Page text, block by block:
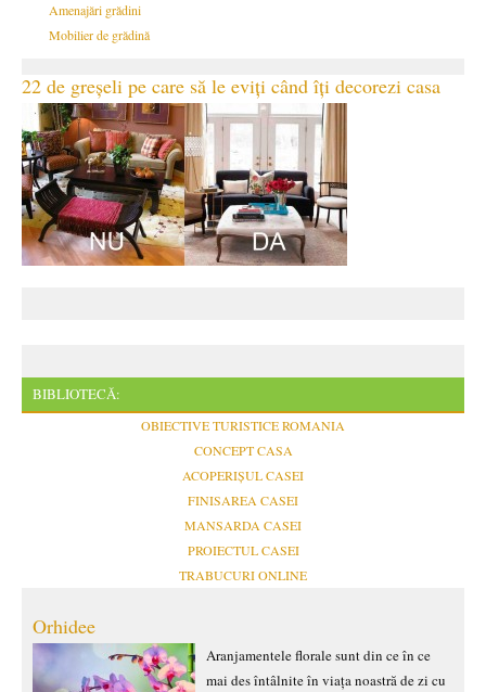
Amenajări grădini
Mobilier de grădină
22 de greșeli pe care să le eviți când îți decorezi casa
BIBLIOTECĂ:
OBIECTIVE TURISTICE ROMANIA
CONCEPT CASA
ACOPERIȘUL CASEI
FINISAREA CASEI
MANSARDA CASEI
PROIECTUL CASEI
TRABUCURI ONLINE
Orhidee
Aranjamentele florale sunt din ce în ce
mai des întâlnite în viața noastră de zi cu